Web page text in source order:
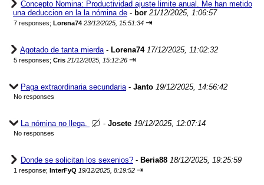
Concepto Nomina: Productividad ajuste limite anual. Me han metido
una deduccion en la la nómina de - bor 21/12/2025, 1:06:57
7 responses; Lorena74 23/12/2025, 15:51:34 ⇥
Agotado de tanta mierda- Lorena74 17/12/2025, 11:02:32
5 responses; Cris 21/12/2025, 15:12:26 ⇥
Paga extraordinaria secundaria- Janto 19/12/2025, 14:56:42
No responses
La nómina no llega. - Josete 19/12/2025, 12:07:14
No responses
Donde se solicitan los sexenios? - Beria88 18/12/2025, 19:25:59
1 response; InterFyQ 19/12/2025, 8:19:52 ⇥